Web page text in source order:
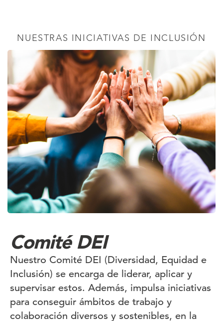
NUESTRAS INICIATIVAS DE INCLUSIÓN
Comité DEI
Nuestro Comité DEI (Diversidad, Equidad e
Inclusión) se encarga de liderar, aplicar y
supervisar estos. Además, impulsa iniciativas
para conseguir ámbitos de trabajo y
colaboración diversos y sostenibles, en la